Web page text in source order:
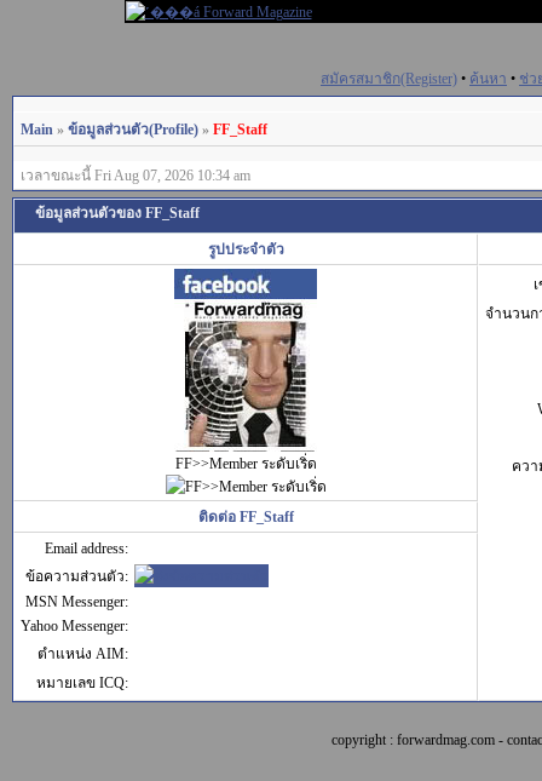
สมัครสมาชิก(Register) • ค้นหา • ช่ว
Main » ข้อมูลส่วนตัว(Profile) » FF_Staff
เวลาขณะนี้ Fri Aug 07, 2026 10:34 am
ข้อมูลส่วนตัวของ FF_Staff
รูปประจำตัว
FF>>Member ระดับเริ่ด
จำนวน
คว
ติดต่อ FF_Staff
Email address:
ข้อความส่วนตัว:
MSN Messenger:
Yahoo Messenger:
ตำแหน่ง AIM:
หมายเลข ICQ:
copyright : forwardmag.com -